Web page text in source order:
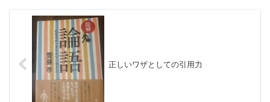
正しいワザとしての引用力